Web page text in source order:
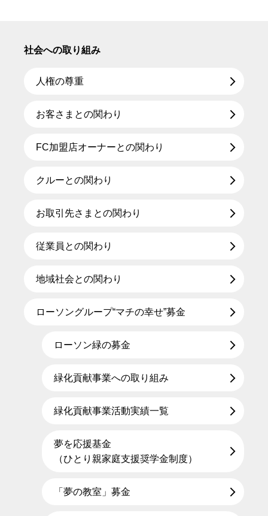
社会への取り組み
人権の尊重
お客さまとの関わり
FC加盟店オーナーとの関わり
クルーとの関わり
お取引先さまとの関わり
従業員との関わり
地域社会との関わり
ローソングループ“マチの幸せ”募金
ローソン緑の募金
緑化貢献事業への取り組み
緑化貢献事業活動実績一覧
夢を応援基金
（ひとり親家庭支援奨学金制度）
「夢の教室」募金